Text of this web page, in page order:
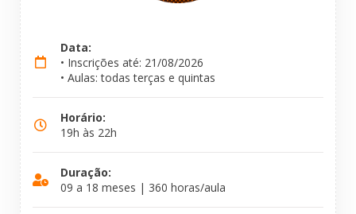
Data:
• Inscrições até: 21/08/2026
• Aulas: todas terças e quintas
Horário:
19h às 22h
Duração:
09 a 18 meses | 360 horas/aula